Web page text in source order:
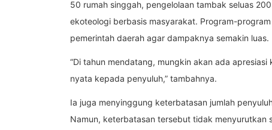
50 rumah singgah, pengelolaan tambak seluas
ekoteologi berbasis masyarakat. Program-
pemerintah daerah agar dampaknya semakin luas.
“Di tahun mendatang, mungkin akan ada
nyata kepada penyuluh,” tambahnya.
Ia juga menyinggung keterbatasan jumlah
Namun, keterbatasan tersebut tidak